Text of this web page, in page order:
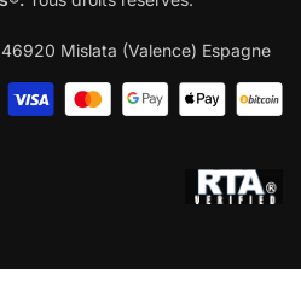
Mislata (Valence) Espagne